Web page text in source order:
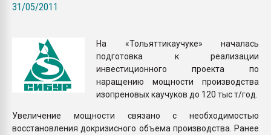
31/05/2011
На «Тольяттикаучуке» началась
подготовка к реализации
инвестиционного проекта по
наращению мощности производства
изопреновых каучуков до 120 тыс т/год.
Увеличение мощности связано с необходимостью
восстановления докризисного объема производства. Ранее